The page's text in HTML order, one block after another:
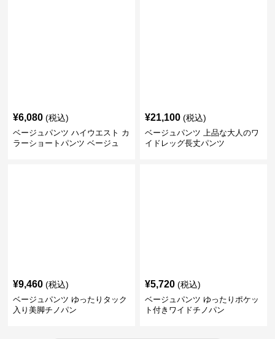
¥6,080 (税込)
ベージュパンツ ハイウエスト カ
ラーショートパンツ ベージュ
¥21,100 (税込)
ベージュパンツ 上品な大人のワ
イドレッグ長丈パンツ
¥9,460 (税込)
ベージュパンツ ゆったりタック
入り美脚チノパン
¥5,720 (税込)
ベージュパンツ ゆったりポケッ
ト付きワイドチノパン